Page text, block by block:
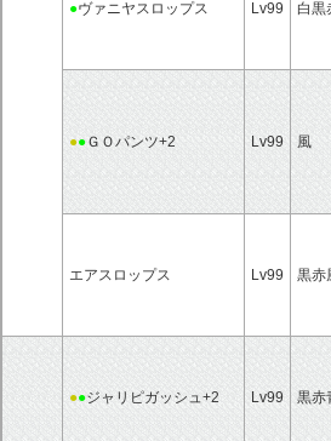
●ヴァニヤスロップス Lv99 白黒
●●ＧＯパンツ+2 Lv99 風
エアスロップス Lv99 黒赤
●●ジャリピガッシュ+2 Lv99 黒赤